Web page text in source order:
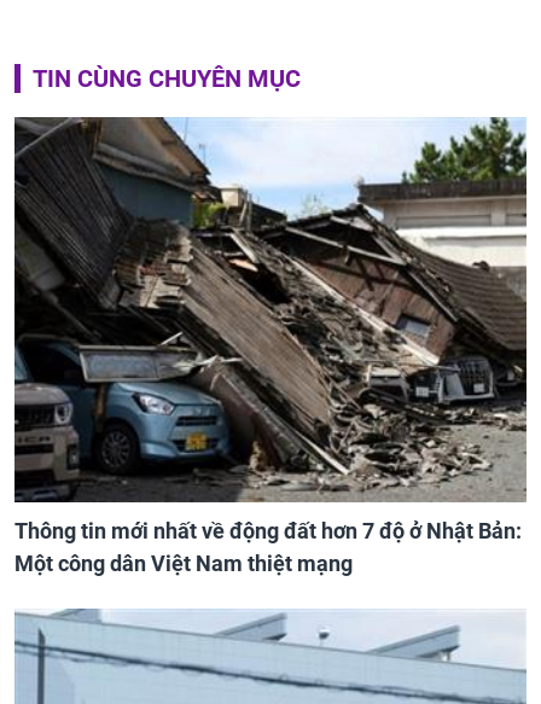
TIN CÙNG CHUYÊN MỤC
Thông tin mới nhất về động đất hơn 7 độ ở Nhật Bản:
Một công dân Việt Nam thiệt mạng